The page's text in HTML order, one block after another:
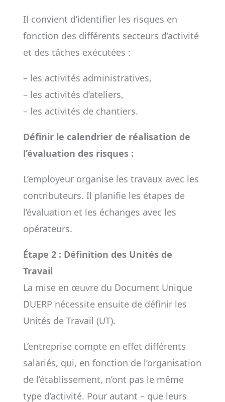
Il convient d’identifier les risques en
fonction des différents secteurs d’activité
et des tâches exécutées :
– les activités administratives,
– les activités d’ateliers,
– les activités de chantiers.
Définir le calendrier de réalisation de
l’évaluation des risques :
L’employeur organise les travaux avec les
contributeurs. Il planifie les étapes de
l’évaluation et les échanges avec les
opérateurs.
Étape 2 : Définition des Unités de
Travail
La mise en œuvre du Document Unique
DUERP nécessite ensuite de définir les
Unités de Travail (UT).
L’entreprise compte en effet différents
salariés, qui, en fonction de l’organisation
de l’établissement, n’ont pas le même
type d’activité. Pour autant – que leurs